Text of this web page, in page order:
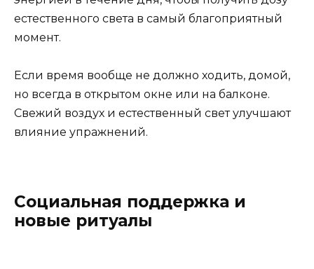
естественного света в самый благоприятный
момент.
Если время вообще не должно ходить, домой,
но всегда в открытом окне или на балконе.
Свежий воздух и естественный свет улучшают
влияние упражнений.
Социальная поддержка и
новые ритуалы